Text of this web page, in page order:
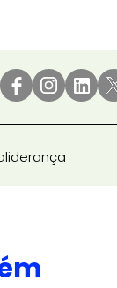
liderança